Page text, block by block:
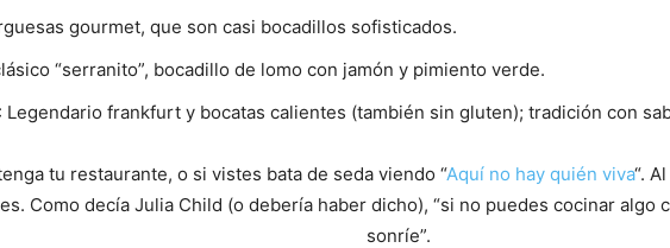
gourmet, que son casi bocadillos sofisticados.
“serranito”, bocadillo de lomo con jamón y pimiento verde.
: Legendario frankfurt y bocatas calientes (también sin gluten); tradición con
tu restaurante, o si vistes bata de seda viendo “Aquí no hay quién viva“.
Como decía Julia Child (o debería haber dicho), “si no puedes cocinar algo
sonríe”.